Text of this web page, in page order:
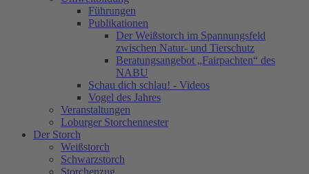
Führungen
Publikationen
Der Weißstorch im Spannungsfeld
zwischen Natur- und Tierschutz
Beratungsangebot „Fairpachten“ des
NABU
Schau dich schlau! - Videos
Vogel des Jahres
Veranstaltungen
Loburger Storchennester
Der Storch
Weißstorch
Schwarzstorch
Storchenzug